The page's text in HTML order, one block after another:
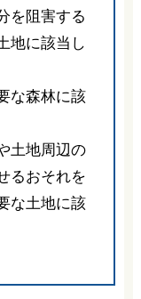
を阻害する
地に該当し
な森林に該
土地周辺の
るおそれを
な土地に該